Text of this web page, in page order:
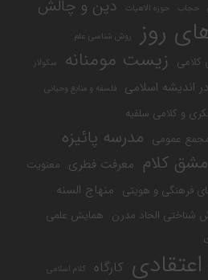
حجاب حوزه الاهیات دین و چالش
روز روش شناسی علم
زیست مومنانه سکولار
اندیشه اسلامی فلسفه و منابع وحیانی
و کلامی سلفیه
عمومی مدرسه پائیزه
مشق کلام معرفت فطری معنویت
فرهنگی و هویتی منهاج السنه
شناختی الحاد مدرن همایش علمی
کارگاه کلام اسلامی